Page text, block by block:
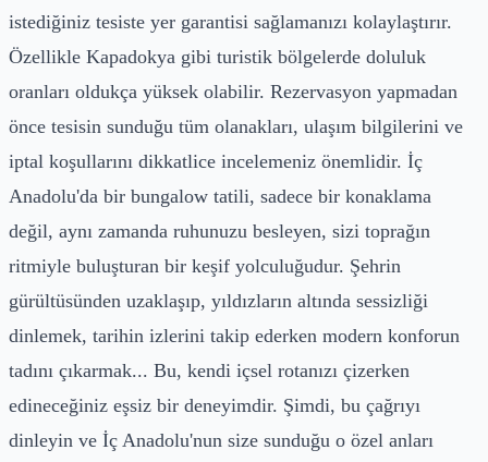
istediğiniz tesiste yer garantisi sağlamanızı kolaylaştırır.
Özellikle Kapadokya gibi turistik bölgelerde doluluk
oranları oldukça yüksek olabilir. Rezervasyon yapmadan
önce tesisin sunduğu tüm olanakları, ulaşım bilgilerini ve
iptal koşullarını dikkatlice incelemeniz önemlidir. İç
Anadolu'da bir bungalow tatili, sadece bir konaklama
değil, aynı zamanda ruhunuzu besleyen, sizi toprağın
ritmiyle buluşturan bir keşif yolculuğudur. Şehrin
gürültüsünden uzaklaşıp, yıldızların altında sessizliği
dinlemek, tarihin izlerini takip ederken modern konforun
tadını çıkarmak... Bu, kendi içsel rotanızı çizerken
edineceğiniz eşsiz bir deneyimdir. Şimdi, bu çağrıyı
dinleyin ve İç Anadolu'nun size sunduğu o özel anları